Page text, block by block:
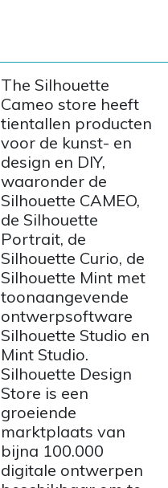
The Silhouette
Cameo store heeft
tientallen producten
voor de kunst- en
design en DIY,
waaronder de
Silhouette CAMEO,
de Silhouette
Portrait, de
Silhouette Curio, de
Silhouette Mint met
toonaangevende
ontwerpsoftware
Silhouette Studio en
Mint Studio.
Silhouette Design
Store is een
groeiende
marktplaats van
bijna 100.000
digitale ontwerpen